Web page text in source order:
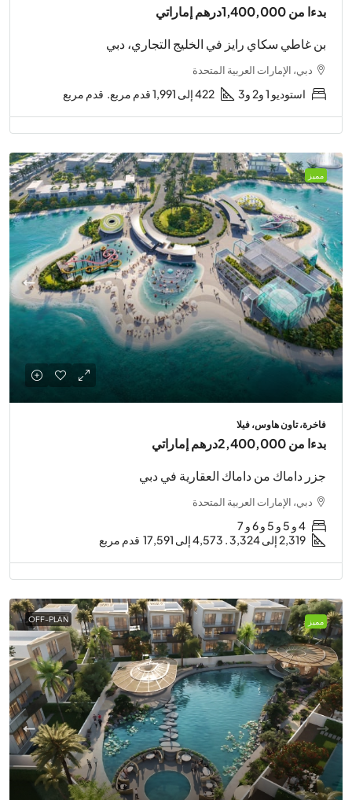
بدءا من1,400,000درهم إماراتي
بن غاطي سكاي رايز في الخليج التجاري، دبي
دبي، الإمارات العربية المتحدة
استوديو 1 و2 و3 422 إلى 1,991 قدم مربع. قدم مربع
مميز
فاخرة، تاون هاوس، فيلا
بدءا من2,400,000درهم إماراتي
جزر داماك من داماك العقارية في دبي
دبي، الإمارات العربية المتحدة
4 و 5 و 5 و 6 و 7
2,319 إلى 3,324 . 4,573 إلى 17,591
قدم مربع
مميز OFF-PLAN